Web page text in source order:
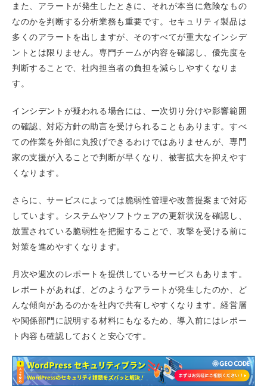
また、アラートが発生したときに、それが本当に危険なもの
なのかを判断する分析業務も重要です。セキュリティ製品は
多くのアラートを出しますが、そのすべてが重大なインシデ
ントとは限りません。専門チームが内容を確認し、優先度を
判断することで、社内担当者の負担を減らしやすくなりま
す。
インシデントが疑われる場合には、一次切り分けや影響範囲
の確認、対応方針の助言を受けられることもあります。すべ
ての作業を外部に丸投げできるわけではありませんが、専門
家の支援が入ることで判断が早くなり、被害拡大を抑えやす
くなります。
さらに、サービスによっては脆弱性管理や改善提案まで対応
しています。システムやソフトウェアの更新状況を確認し、
放置されている脆弱性を把握することで、攻撃を受ける前に
対策を進めやすくなります。
月次や週次のレポートを提供しているサービスもあります。
レポートがあれば、どのようなアラートが発生したのか、ど
んな傾向があるのかを社内で共有しやすくなります。経営層
や関係部門に説明する材料にもなるため、導入前にはレポー
ト内容も確認しておくと安心です。